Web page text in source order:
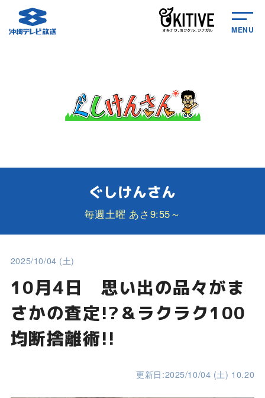
MENU
ぐしけんさん
毎週土曜 あさ9:55～
2025/10/04 (土)
10月4日 思い出の品々がま
さかの査定!?＆ラクラク100
均断捨離術!!
更新日:2025/10/04 (土) 10.20